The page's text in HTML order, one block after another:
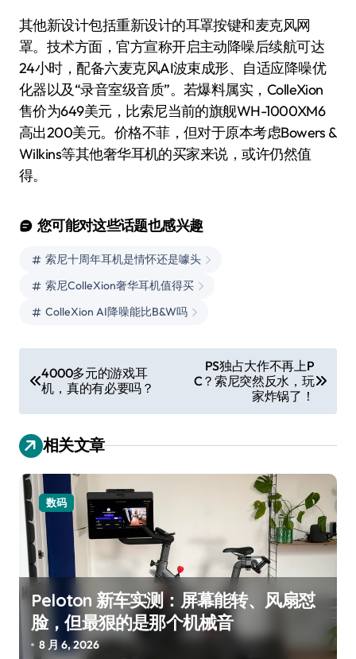
其他新设计包括重新设计的耳罩按键和麦克风网
罩。技术方面，官方宣称开启主动降噪后续航可达
24小时，配备六麦克风AI波束成形、自适应降噪优
化器以及“录音室级音质”。若爆料属实，ColleXion
售价为649美元，比索尼当前的旗舰WH-1000XM6
高出200美元。价格不菲，但对于原本考虑Bowers &
Wilkins等其他奢华耳机的买家来说，或许仍然值
得。
您可能对这些话题也感兴趣
索尼十周年耳机是情怀还是噱头
索尼ColleXion奢华耳机值得买
ColleXion AI降噪能比B&W吗
章
导
航
4000多元的游戏耳
机，真的有必要吗？
PS独占大作不再上P
C？索尼突然反水，玩
家炸锅了！
相关文章
数码
Peloton 新车实测：屏幕能转、风扇怼
脸，但最狠的是那个机械音
8 月 6, 2026